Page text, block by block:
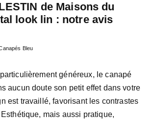
de Maisons du
look lin : notre avis
Bleu
généreux, le canapé
aucun doute son petit effet dans votre
est travaillé, favorisant les contrastes
mais aussi pratique,